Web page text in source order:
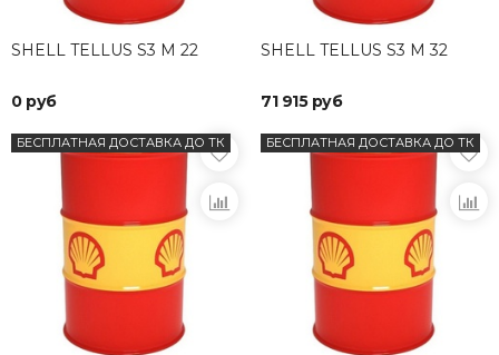
SHELL TELLUS S3 M 22
0 руб
SHELL TELLUS S3 M 32
71 915 руб
БЕСПЛАТНАЯ ДОСТАВКА ДО ТК БЕСПЛАТНАЯ ДОСТАВКА ДО ТК